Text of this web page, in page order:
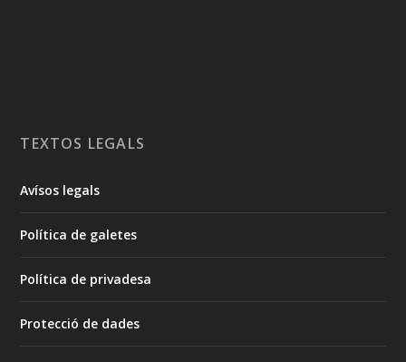
TEXTOS LEGALS
Avísos legals
Política de galetes
Política de privadesa
Protecció de dades